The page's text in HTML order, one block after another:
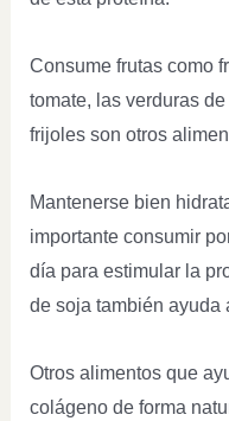
Consume frutas como
tomate, las verduras
frijoles son otros
Mantenerse bien
importante consumir
día para estimular la
de soja también ayuda
Otros alimentos que
colágeno de forma